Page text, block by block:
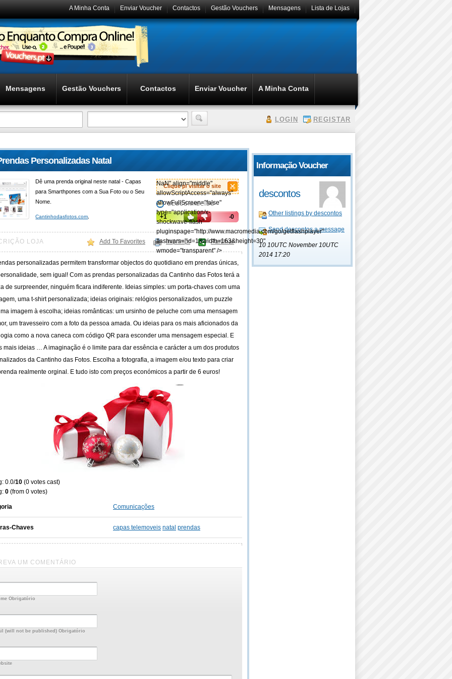
Lista de Lojas
Mensagens
Gestão Vouchers
Contactos
Enviar Voucher
A Minha Conta
Mensagens Gestão Vouchers Contactos Enviar Voucher A Minha Conta
LOGIN REGISTAR
Personalizadas Natal
Clique p/ visitar o site
NaN" align="middle"
allowScriptAccess="always"
allowFullScreen="false"
type="application/x-
shockwave-flash"
pluginspage="http://www.macromedia.com/go/getflashplayer"
flashvars="id=1&width=163&height=30"
wmode="transparent" />
DESCONHECIDO
+1 -0
Dê uma prenda original neste natal - Capas
para Smarthpones com a Sua Foto ou o Seu
Nome.
Cantinhodasfotos.com
Add To Favorites Imprimpr Partilhar
LOJA
personalizadas permitem transformar objectos do quotidiano em prendas únicas,
sem igual! Com as prendas personalizadas da Cantinho das Fotos terá a
de surpreender, ninguém ficara indiferente. Ideias simples: um porta-chaves com uma
uma t-shirt personalizada; ideias originais: relógios personalizados, um puzzle
imagem à escolha; ideias românticas: um ursinho de peluche com uma mensagem
um travesseiro com a foto da pessoa amada. Ou ideias para os mais aficionados da
como a nova caneca com código QR para esconder uma mensagem especial. E
mais ideias … A imaginação é o limite para dar essência e carácter a um dos produtos
da Cantinho das Fotos. Escolha a fotografia, a imagem e/ou texto para criar
realmente orginal. E tudo isto com preços económicos a partir de 6 euros!
0.0/10 (0 votes cast)
0 (from 0 votes)
Comunicações
Chaves capas telemoveis natal prendas
UM COMENTÁRIO
Obrigatório
(will not be published) Obrigatório
Informação Voucher
descontos
Other listings by descontos
Send descontos a message
10 10UTC November 10UTC
2014 17:20